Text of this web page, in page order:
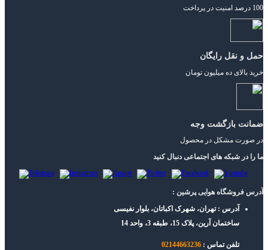
100 درصد امنیت در پرداخت
حمل و نقل رایگان
خرید بالای ده میلیون تومان
ضمانت بازگشت وجه
در صورت مشکل در محصول
ما را در شبکه های اجتماعی دنبال کنید
آدرس فروشگاه هوایی پرشین :
آدرس : تهران، شهرک اکباتان، بلوار نفیسی
ساختمان آرین، پلاک 15، طبقه 3، واحد 14
تلفن تماس : 02144663236